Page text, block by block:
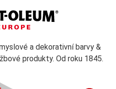
a dekorativní barvy &
produkty. Od roku 1845.